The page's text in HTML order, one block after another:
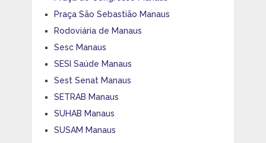
Praça São Sebastião Manaus
Rodoviária de Manaus
Sesc Manaus
SESI Saúde Manaus
Sest Senat Manaus
SETRAB Manaus
SUHAB Manaus
SUSAM Manaus